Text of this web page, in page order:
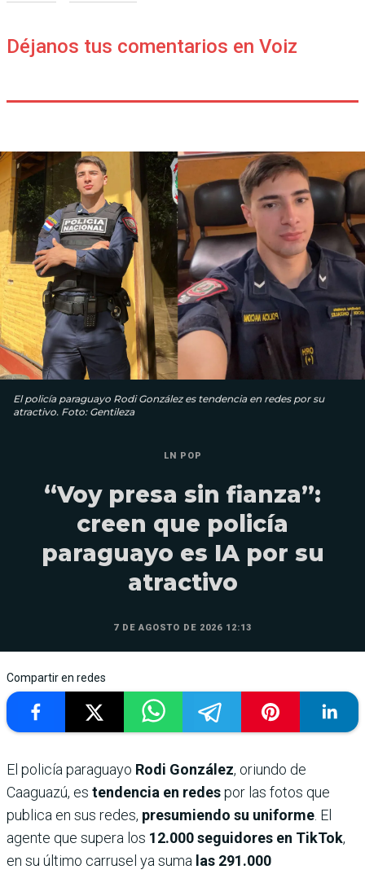
Déjanos tus comentarios en Voiz
El policía paraguayo Rodi González es tendencia en redes por su
atractivo. Foto: Gentileza
LN POP
“Voy presa sin fianza”:
creen que policía
paraguayo es IA por su
atractivo
7 DE AGOSTO DE 2026 12:13
Compartir en redes
El policía paraguayo Rodi González, oriundo de
Caaguazú, es tendencia en redespor las fotos que
publica en sus redes, presumiendo su uniforme. El
agente que supera los 12.000 seguidores en TikTok,
en su último carrusel ya suma las 291.000